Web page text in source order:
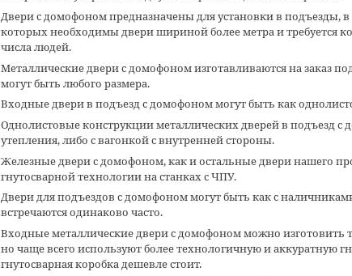
Двери с домофономпредназначены для установки в подъезды,
которых необходимы двери шириной более метра и требуется
числа людей.
Металлические двери с домофономизготавливаются на заказ
могут быть любого размера.
Входные двери в подъезд с домофономмогут быть как
Однолистовые конструкцииметаллических дверей в подъезд с
утепления, либо с вагонкой с внутренней стороны.
Железные двери с домофоном, как и остальные двери нашего
гнутосварной технологии на станках с ЧПУ.
Двери для подъездов с домофономмогут быть как с
встречаются одинаково часто.
Входные металлические двери с домофономможно изготовить
но чаще всего используют более технологичную и аккуратную
гнутосварная коробка дешевле стоит.